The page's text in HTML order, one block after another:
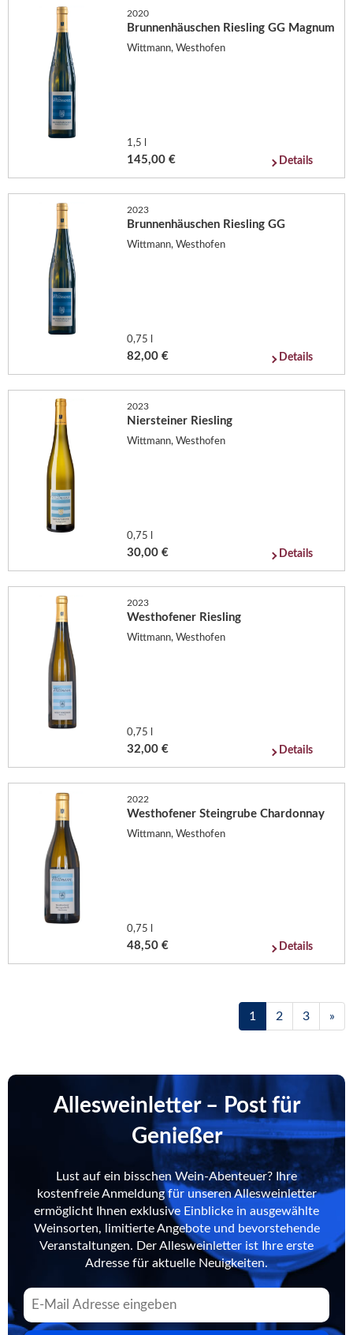
2020
Brunnenhäuschen Riesling GG Magnum
Wittmann, Westhofen
1,5 l
145,00 € Details
2023
Brunnenhäuschen Riesling GG
Wittmann, Westhofen
0,75 l
82,00 € Details
2023
Niersteiner Riesling
Wittmann, Westhofen
0,75 l
30,00 € Details
2023
Westhofener Riesling
Wittmann, Westhofen
0,75 l
32,00 € Details
2022
Westhofener Steingrube Chardonnay
Wittmann, Westhofen
0,75 l
48,50 € Details
1 2 3 »
Allesweinletter – Post für
Genießer
Lust auf ein bisschen Wein-Abenteuer? Ihre
kostenfreie Anmeldung für unseren Allesweinletter
ermöglicht Ihnen exklusive Einblicke in ausgewählte
Weinsorten, limitierte Angebote und bevorstehende
Veranstaltungen. Der Allesweinletter ist Ihre erste
Adresse für aktuelle Neuigkeiten.